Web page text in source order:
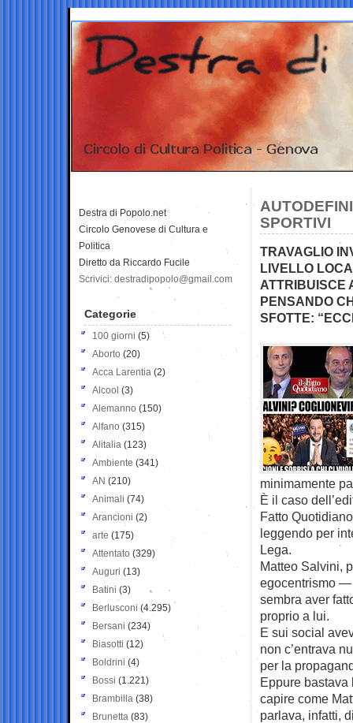
SPORTIVI
TRAVAGLIO
LIVELLO
ATTRIBUISCE
PENSANDO
SFOTTE:
minimamente
È il caso
Fatto
leggendo per
Lega.
Matteo Salvini,
egocentrismo —
sembra aver
proprio a lui.
E sui social
non c’entrava
per la
Eppure bastava
capire come
parlava, infatti,
Destra di Popolo.net
Circolo Genovese di Cultura e
Politica
Diretto da Riccardo Fucile
Scrivici: destradipopolo@gmail.com
Categorie
100 giorni (5)
Aborto (20)
Acca Larentia (2)
Alcool (3)
Alemanno (150)
Alfano (315)
Alitalia (123)
Ambiente (341)
AN (210)
Animali (74)
Arancioni (2)
arte (175)
Attentato (329)
Auguri (13)
Batini (3)
Berlusconi (4.295)
Bersani (234)
Biasotti (12)
Boldrini (4)
Bossi (1.221)
Brambilla (38)
Brunetta (83)